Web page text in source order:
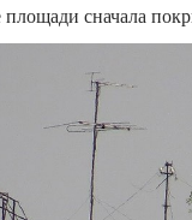
площади сначала